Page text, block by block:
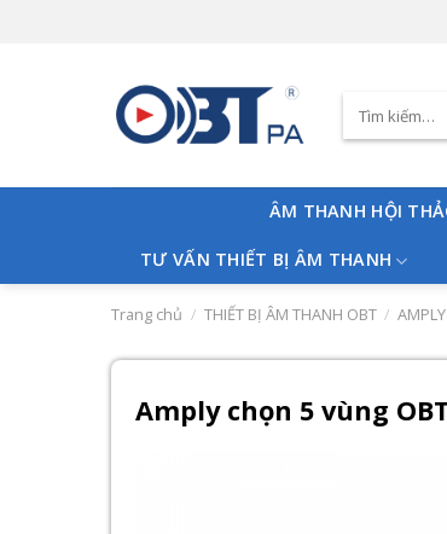
Tìm
kiếm:
ÂM THANH HỘI
TƯ VẤN THIẾT BỊ ÂM THANH
Trang chủ / THIẾT BỊ ÂM THANH OBT /
Amply chọn 5 vùng